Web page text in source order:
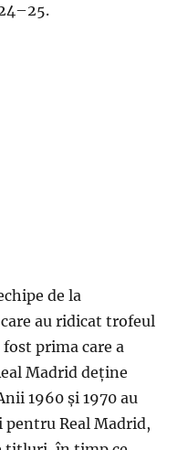
de la
au ridicat trofeul
prima care a
Madrid deține
1960 și 1970 au
Real Madrid,